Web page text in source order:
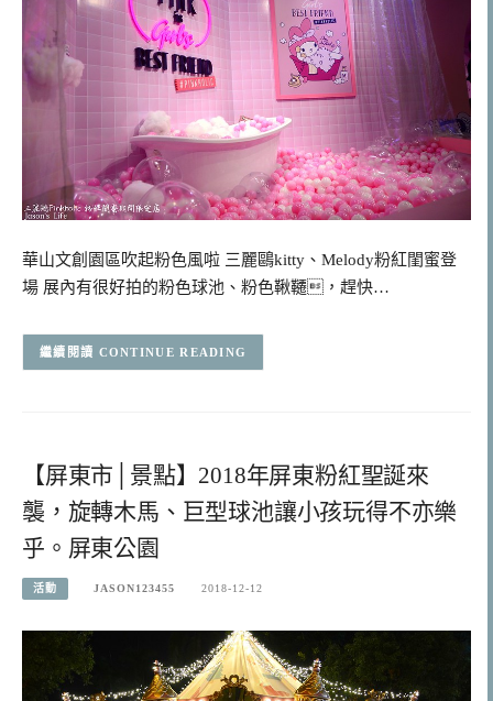
華山文創園區吹起粉色風啦 三麗鷗kitty、Melody粉紅閨蜜登
場 展內有很好拍的粉色球池、粉色鞦韆，趕快…
CONTINUE READING
【屏東市│景點】2018年屏東粉紅聖誕來
襲，旋轉木馬、巨型球池讓小孩玩得不亦樂
乎。屏東公園
活動 JASON123455 2018-12-12